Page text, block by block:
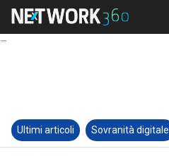
Ultimi articoli Sovranità digitale